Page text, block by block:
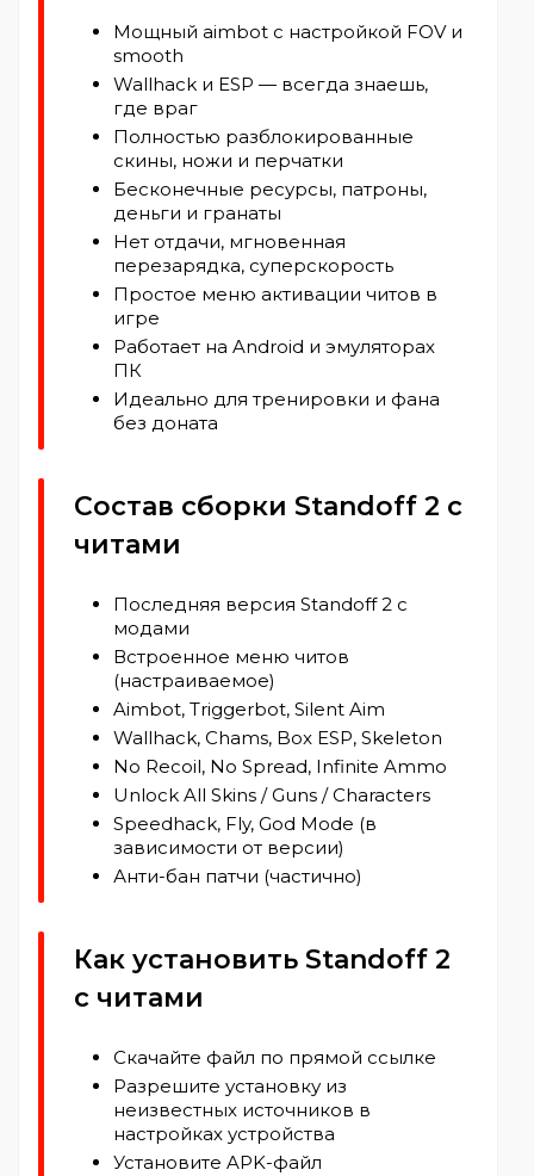
Мощный aimbot с настройкой FOV и
smooth
Wallhack и ESP — всегда знаешь,
где враг
Полностью разблокированные
скины, ножи и перчатки
Бесконечные ресурсы, патроны,
деньги и гранаты
Нет отдачи, мгновенная
перезарядка, суперскорость
Простое меню активации читов в
игре
Работает на Android и эмуляторах
ПК
Идеально для тренировки и фана
без доната
Состав сборки Standoff 2 с
читами
Последняя версия Standoff 2 с
модами
Встроенное меню читов
(настраиваемое)
Aimbot, Triggerbot, Silent Aim
Wallhack, Chams, Box ESP, Skeleton
No Recoil, No Spread, Infinite Ammo
Unlock All Skins / Guns / Characters
Speedhack, Fly, God Mode (в
зависимости от версии)
Анти-бан патчи (частично)
Как установить Standoff 2
с читами
Скачайте файл по прямой ссылке
Разрешите установку из
неизвестных источников в
настройках устройства
Установите APK-файл